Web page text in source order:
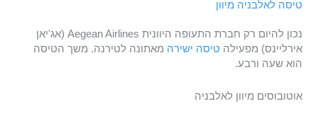
טיסה לאלבניה מיוון
נכון להיום רק חברת התעופה היוונית Aegean Airlines (אג'יאן
אירליינס) מפעילה טיסה ישירה מאתונה לטירנה. משך הטיסה
הוא שעה ורבע.
אוטובוסים מיוון לאלבניה